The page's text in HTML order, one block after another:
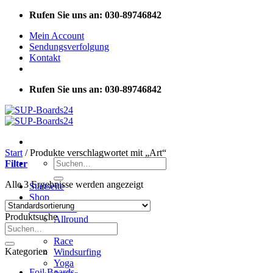
Zum
springen
Rufen Sie uns an: 030-89746842
Mein Account
Sendungsverfolgung
Kontakt
Rufen Sie uns an: 030-89746842
Suchen
nach:
Startseite
Shop
SUP Boards
Allround
Race
Windsurfing
Yoga
Start /Produkte verschlagwortet mit „Art“
Filter
Alle 3 Ergebnisse werden angezeigt
Produktsuche
Suchen
nach:
Kategorien